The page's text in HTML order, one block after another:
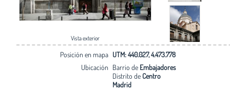
Vista exterior
Posición en mapa UTM: 440.027, 4.473.778
Ubicación Barrio de Embajadores
Distrito de Centro
Madrid